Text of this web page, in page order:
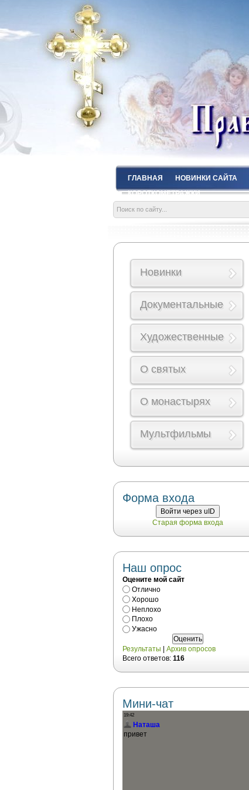
ГЛАВНАЯ НОВИНКИ САЙТА
КОРОТКОМЕТРАЖКИ
Новинки
Документальные
Художественные
О святых
О монастырях
Мультфильмы
Форма входа
Войти через uID
Старая форма входа
Наш опрос
Оцените мой сайт
Отлично
Хорошо
Неплохо
Плохо
Ужасно
Результаты
Архив опросов
Всего ответов: 116
Мини-чат